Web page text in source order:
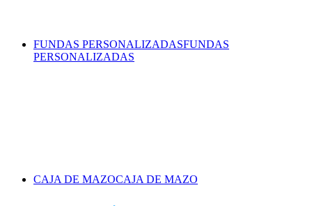
FUNDAS PERSONALIZADASFUNDAS
PERSONALIZADAS
CAJA DE MAZOCAJA DE MAZO